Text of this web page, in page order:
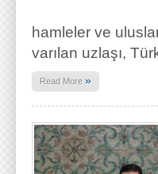
hamleler ve
varılan uzlaşı,
Read More »